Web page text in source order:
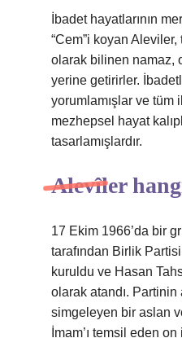
İbadet hayatlarının
“Cem”i koyan
olarak bilinen namaz,
yerine getirirler.
yorumlamışlar ve tüm
mezhepsel hayat
tasarlamışlardır.
Alevîler
17 Ekim 1966’da bir
tarafından Birlik Partisi
kuruldu ve Hasan
olarak atandı. Partinin
simgeleyen bir aslan
İmam’ı temsil eden on